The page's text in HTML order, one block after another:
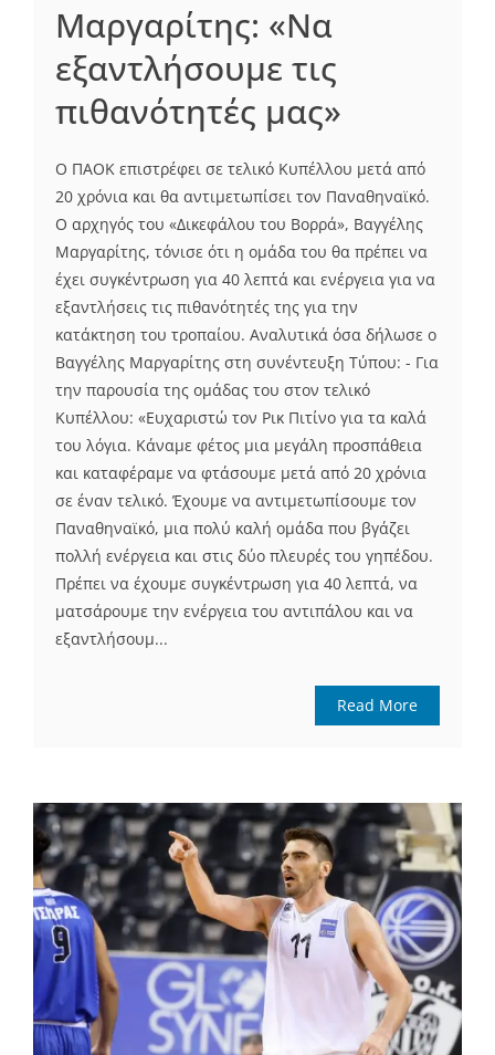
Μαργαρίτης: «Να
εξαντλήσουμε τις
πιθανότητές μας»
Ο ΠΑΟΚ επιστρέφει σε τελικό Κυπέλλου μετά από
20 χρόνια και θα αντιμετωπίσει τον Παναθηναϊκό.
Ο αρχηγός του «Δικεφάλου του Βορρά», Βαγγέλης
Μαργαρίτης, τόνισε ότι η ομάδα του θα πρέπει να
έχει συγκέντρωση για 40 λεπτά και ενέργεια για να
εξαντλήσεις τις πιθανότητές της για την
κατάκτηση του τροπαίου. Αναλυτικά όσα δήλωσε ο
Βαγγέλης Μαργαρίτης στη συνέντευξη Τύπου: - Για
την παρουσία της ομάδας του στον τελικό
Κυπέλλου: «Ευχαριστώ τον Ρικ Πιτίνο για τα καλά
του λόγια. Κάναμε φέτος μια μεγάλη προσπάθεια
και καταφέραμε να φτάσουμε μετά από 20 χρόνια
σε έναν τελικό. Έχουμε να αντιμετωπίσουμε τον
Παναθηναϊκό, μια πολύ καλή ομάδα που βγάζει
πολλή ενέργεια και στις δύο πλευρές του γηπέδου.
Πρέπει να έχουμε συγκέντρωση για 40 λεπτά, να
ματσάρουμε την ενέργεια του αντιπάλου και να
εξαντλήσουμ...
Read More